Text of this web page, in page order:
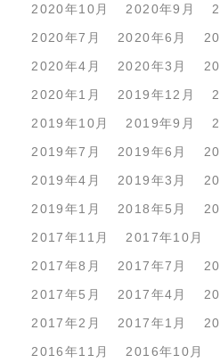
2020年10月
2020年9月
2020年7月
2020年6月
2020年4月
2020年3月
2020年1月
2019年12月
2019年10月
2019年9月
2019年7月
2019年6月
2019年4月
2019年3月
2019年1月
2018年5月
2017年11月
2017年10月
2017年8月
2017年7月
2017年5月
2017年4月
2017年2月
2017年1月
2016年11月
2016年10月